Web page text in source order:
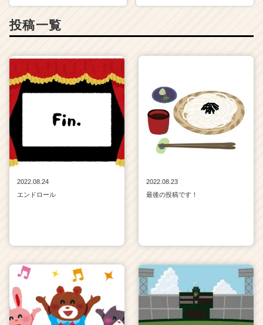
イ
チ
キ
リ
e
r
投稿一覧
2022.08.24
エンドロール
2022.08.23
最後の投稿です！